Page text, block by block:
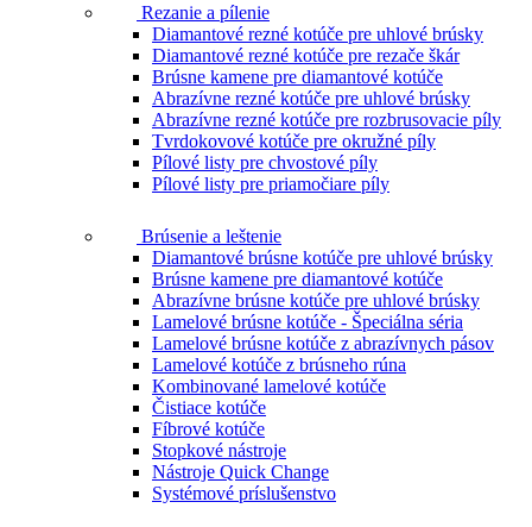
Rezanie a pílenie
Diamantové rezné kotúče pre uhlové brúsky
Diamantové rezné kotúče pre rezače škár
Brúsne kamene pre diamantové kotúče
Abrazívne rezné kotúče pre uhlové brúsky
Abrazívne rezné kotúče pre rozbrusovacie píly
Tvrdokovové kotúče pre okružné píly
Pílové listy pre chvostové píly
Pílové listy pre priamočiare píly
Brúsenie a leštenie
Diamantové brúsne kotúče pre uhlové brúsky
Brúsne kamene pre diamantové kotúče
Abrazívne brúsne kotúče pre uhlové brúsky
Lamelové brúsne kotúče - Špeciálna séria
Lamelové brúsne kotúče z abrazívnych pásov
Lamelové kotúče z brúsneho rúna
Kombinované lamelové kotúče
Čistiace kotúče
Fíbrové kotúče
Stopkové nástroje
Nástroje Quick Change
Systémové príslušenstvo